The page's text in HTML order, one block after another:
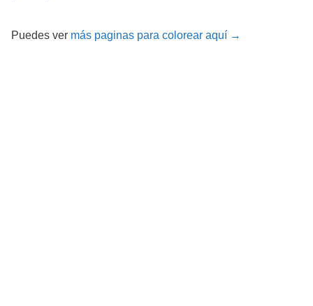
Puedes ver más paginas para colorear aquí →